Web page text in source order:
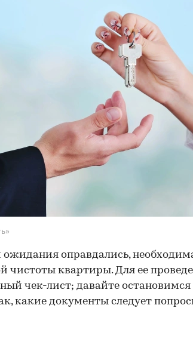
ожидания оправдались,
чистоты квартиры. Для ее
чек-лист; давайте остановимся
какие документы следует